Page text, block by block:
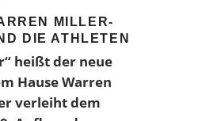
MILLER-
DIE ATHLETEN
heißt der neue
Hause Warren
verleiht dem